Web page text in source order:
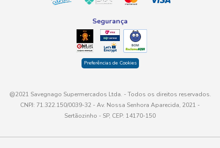
Segurança
Preferências de Cookies
@2021 Savegnago Supermercados Ltda. - Todos os direitos reservados.
CNPJ: 71.322.150/0039-32 - Av. Nossa Senhora Aparecida, 2021 -
Sertãozinho - SP, CEP: 14170-150